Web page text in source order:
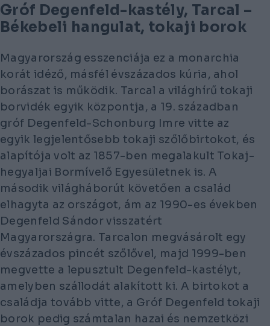
Gróf Degenfeld-kastély, Tarcal –
Békebeli hangulat, tokaji borok
Magyarország esszenciája ez a monarchia
korát idéző, másfél évszázados kúria, ahol
borászat is működik. Tarcal a világhírű tokaji
borvidék egyik központja, a 19. században
gróf Degenfeld-Schonburg Imre vitte az
egyik legjelentősebb tokaji szőlőbirtokot, és
alapítója volt az 1857-ben megalakult Tokaj-
hegyaljai Bormívelő Egyesületnek is. A
második világháborút követően a család
elhagyta az országot, ám az 1990-es években
Degenfeld Sándor visszatért
Magyarországra. Tarcalon megvásárolt egy
évszázados pincét szőlővel, majd 1999-ben
megvette a lepusztult Degenfeld-kastélyt,
amelyben szállodát alakított ki. A birtokot a
családja tovább vitte, a Gróf Degenfeld tokaji
borok pedig számtalan hazai és nemzetközi